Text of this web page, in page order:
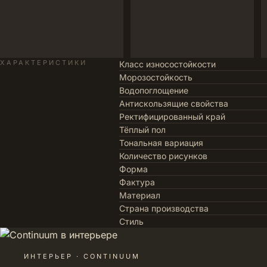
ХАРАКТЕРИСТИКИ
Класс износостойкости
Морозостойкость
Водопоглощение
Антискользящие свойства
Ректифицированный край
Тёплый пол
Тональная вариация
Количество рисунков
Форма
Фактура
Материал
Страна производства
Стиль
ИНТЕРЬЕР · CONTINUUM